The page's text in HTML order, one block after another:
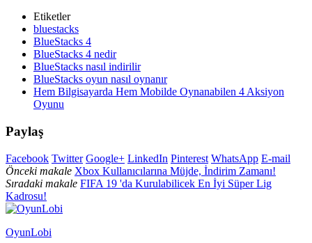
Etiketler
bluestacks
BlueStacks 4
BlueStacks 4 nedir
BlueStacks nasıl indirilir
BlueStacks oyun nasıl oynanır
Hem Bilgisayarda Hem Mobilde Oynanabilen 4 Aksiyon
Oyunu
Paylaş
Facebook Twitter Google+ LinkedIn Pinterest WhatsApp E-mail
Önceki makale Xbox Kullanıcılarına Müjde, İndirim Zamanı!
Sıradaki makale FIFA 19 'da Kurulabilicek En İyi Süper Lig
Kadrosu!
OyunLobi